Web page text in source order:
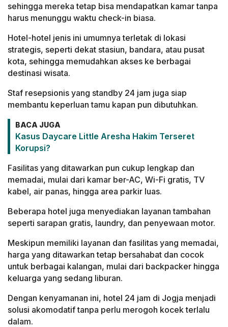
sehingga mereka tetap bisa mendapatkan kamar tanpa
harus menunggu waktu check-in biasa.
Hotel-hotel jenis ini umumnya terletak di lokasi
strategis, seperti dekat stasiun, bandara, atau pusat
kota, sehingga memudahkan akses ke berbagai
destinasi wisata.
Staf resepsionis yang standby 24 jam juga siap
membantu keperluan tamu kapan pun dibutuhkan.
BACA JUGA
Kasus Daycare Little Aresha Hakim Terseret
Korupsi?
Fasilitas yang ditawarkan pun cukup lengkap dan
memadai, mulai dari kamar ber-AC, Wi-Fi gratis, TV
kabel, air panas, hingga area parkir luas.
Beberapa hotel juga menyediakan layanan tambahan
seperti sarapan gratis, laundry, dan penyewaan motor.
Meskipun memiliki layanan dan fasilitas yang memadai,
harga yang ditawarkan tetap bersahabat dan cocok
untuk berbagai kalangan, mulai dari backpacker hingga
keluarga yang sedang liburan.
Dengan kenyamanan ini, hotel 24 jam di Jogja menjadi
solusi akomodatif tanpa perlu merogoh kocek terlalu
dalam.